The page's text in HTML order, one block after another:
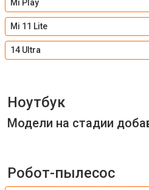
Mi Play
Mi 11 Lite
14 Ultra
Ноутбук
Модели на стадии
Робот-пылесос